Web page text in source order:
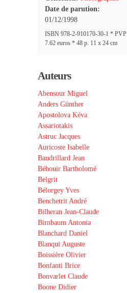
Date de parution:
01/12/1998
ISBN 978-2-910170-30-1 * PVP
7.62 euros * 48 p. 11 x 24 cm
Auteurs
Abensour Miguel
Anders Günther
Apostolova Kéva
Assariotakis
Astruc Jacques
Auricoste Isabelle
Baudrillard Jean
Béhouir Bartholomé
Belgrit
Bélorgey Yves
Benchetrit André
Bilheran Jean-Claude
Birnbaum Antonia
Blanchard Daniel
Blanqui Auguste
Boissière Olivier
Bonfanti Brice
Bonvarlet Claude
Boone Didier